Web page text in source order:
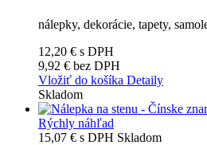
nálepky, dekorácie, tapety,
12,20 € s DPH
9,92 € bez DPH
Vložiť do košíka Detaily
Skladom
Rýchly náhľad
15,07 € s DPH Skladom